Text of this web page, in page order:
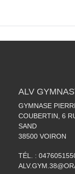
ALV
GYMNASE
COUBERTIN, 6
SAND
38500 VOIRON
TÉL. :